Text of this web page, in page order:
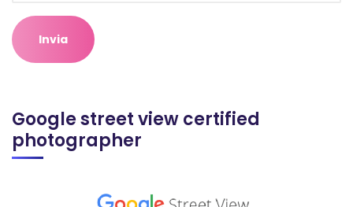
Google street view certified
photographer